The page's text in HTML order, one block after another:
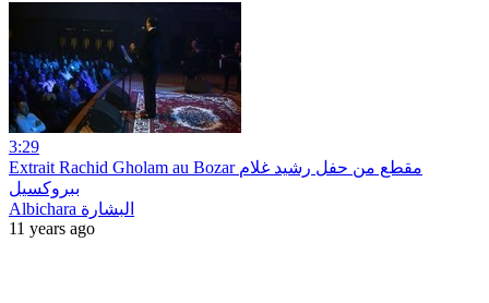
3:29
Extrait Rachid Gholam au Bozar مقطع من حفل رشيد غلام
ببروكسيل
Albichara البشارة
11 years ago